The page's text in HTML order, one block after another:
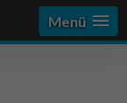
Menü